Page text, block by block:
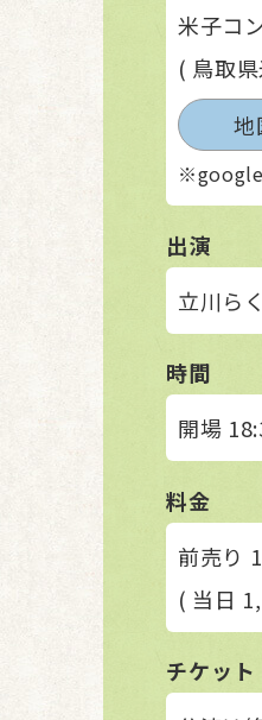
米子コ
( 鳥取
地
※google
出演
立川ら
時間
開場
料金
前売り
( 当日
チケット